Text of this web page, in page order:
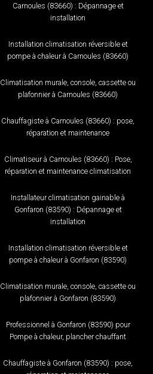
Carnoules (83660) : Dépannage et
installation
Installation climatisation réversible et
pompe à chaleur à Carnoules (83660)
Climatisation murale, console, cassette ou
plafonnier à Carnoules (83660)
Chauffagiste à Carnoules (83660) : pose,
réparation et maintenance
Climatiseur à Carnoules (83660) : Pose,
réparation et maintenance climatisation
Installateur climatisation gainable à
Gonfaron (83590) : Dépannage et
installation
Installation climatisation réversible et
pompe à chaleur à Gonfaron (83590)
Climatisation murale, console, cassette ou
plafonnier à Gonfaron (83590)
Professionnel à Gonfaron (83590) pour
Pompe à chaleur, plancher chauffant
Chauffagiste à Gonfaron (83590) : pose,